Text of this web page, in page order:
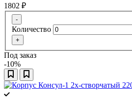
1802 ₽
-
Количество
+
Под заказ
-10%